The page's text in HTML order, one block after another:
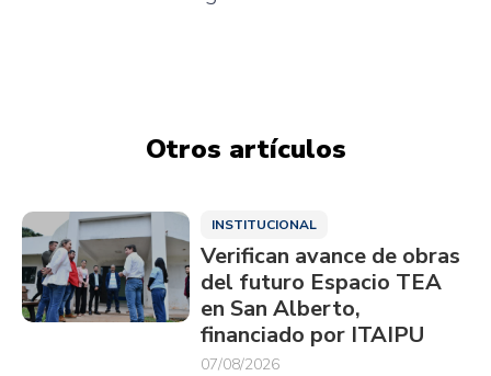
Otros artículos
INSTITUCIONAL
Verifican avance de obras
del futuro Espacio TEA
en San Alberto,
financiado por ITAIPU
07/08/2026